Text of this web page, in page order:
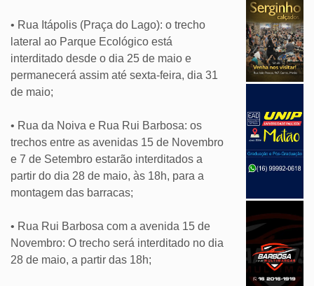
• Rua Itápolis (Praça do Lago): o trecho
lateral ao Parque Ecológico está
interditado desde o dia 25 de maio e
permanecerá assim até sexta-feira, dia 31
de maio;
• Rua da Noiva e Rua Rui Barbosa: os
trechos entre as avenidas 15 de Novembro
e 7 de Setembro estarão interditados a
partir do dia 28 de maio, às 18h, para a
montagem das barracas;
• Rua Rui Barbosa com a avenida 15 de
Novembro: O trecho será interditado no dia
28 de maio, a partir das 18h;